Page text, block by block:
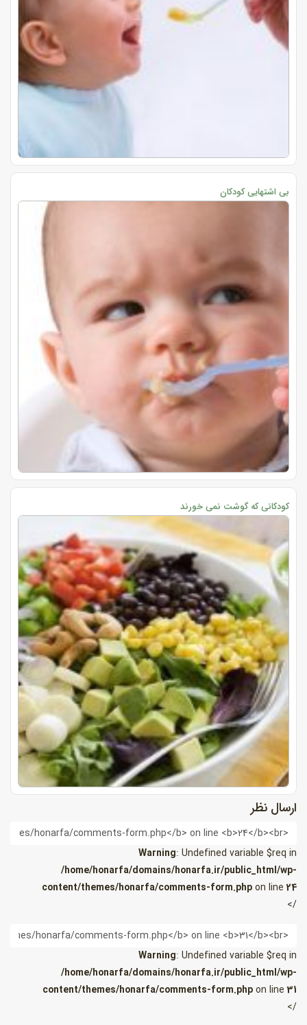
بی اشتهایی کودکان
کودکانی که گوشت نمی خورند
ارسال نظر
Warning: Undefined variable $req in
/home/honarfa/domains/honarfa.ir/public_html/wp-
content/themes/honarfa/comments-form.phpon line24
/>
ایمیل
Warning: Undefined variable $req in
/home/honarfa/domains/honarfa.ir/public_html/wp-
content/themes/honarfa/comments-form.phpon line31
/>